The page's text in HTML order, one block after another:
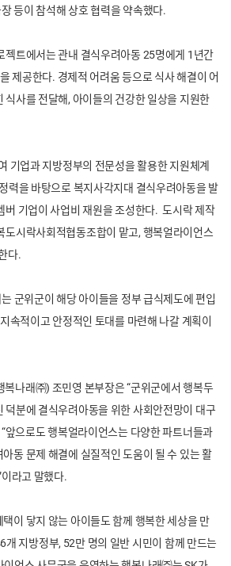
등이 참석해 상호 협력을 약속했다.
젝트에서는 관내 결식우려아동 25명에게 1년간
제공한다. 경제적 어려움 등으로 식사 해결이 어
식사를 전달해, 아이들의 건강한 일상을 지원한
기업과 지방정부의 전문성을 활용한 지원체계
력을 바탕으로 복지사각지대 결식우려아동을 발
버 기업이 사업비 재원을 조성한다. 도시락 제작
도시락사회적협동조합이 맡고, 행복얼라이언스
다.
군위군이 해당 아이들을 정부 급식제도에 편입
속적이고 안정적인 토대를 마련해 나갈 계획이
나래㈜) 조민영 본부장은 “군위군에서 행복두
덕분에 결식우려아동을 위한 사회안전망이 대구
앞으로도 행복얼라이언스는 다양한 파트너들과
동 문제 해결에 실질적인 도움이 될 수 있는 활
라고 말했다.
이 닿지 않는 아이들도 함께 행복한 세상을 만
지방정부, 52만 명의 일반 시민이 함께 만드는